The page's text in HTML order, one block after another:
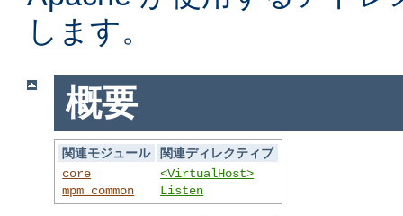
します。
概要
関連モジュール
関連ディレクティブ
core
mpm_common
<VirtualHost>
Listen